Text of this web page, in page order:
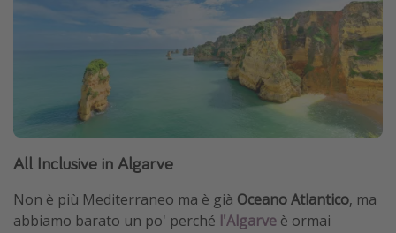
All Inclusive in Algarve
Non è più Mediterraneo ma è già Oceano Atlantico, ma
abbiamo barato un po' perché l'Algarve è ormai